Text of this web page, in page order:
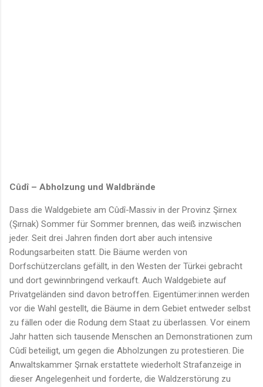
Cûdî – Abholzung und Waldbrände
Dass die Waldgebiete am Cûdî-Massiv in der Provinz Şirnex
(Şırnak) Sommer für Sommer brennen, das weiß inzwischen
jeder. Seit drei Jahren finden dort aber auch intensive
Rodungsarbeiten statt. Die Bäume werden von
Dorfschützerclans gefällt, in den Westen der Türkei gebracht
und dort gewinnbringend verkauft. Auch Waldgebiete auf
Privatgeländen sind davon betroffen. Eigentümer:innen werden
vor die Wahl gestellt, die Bäume in dem Gebiet entweder selbst
zu fällen oder die Rodung dem Staat zu überlassen. Vor einem
Jahr hatten sich tausende Menschen an Demonstrationen zum
Cûdî beteiligt, um gegen die Abholzungen zu protestieren. Die
Anwaltskammer Şırnak erstattete wiederholt Strafanzeige in
dieser Angelegenheit und forderte, die Waldzerstörung zu